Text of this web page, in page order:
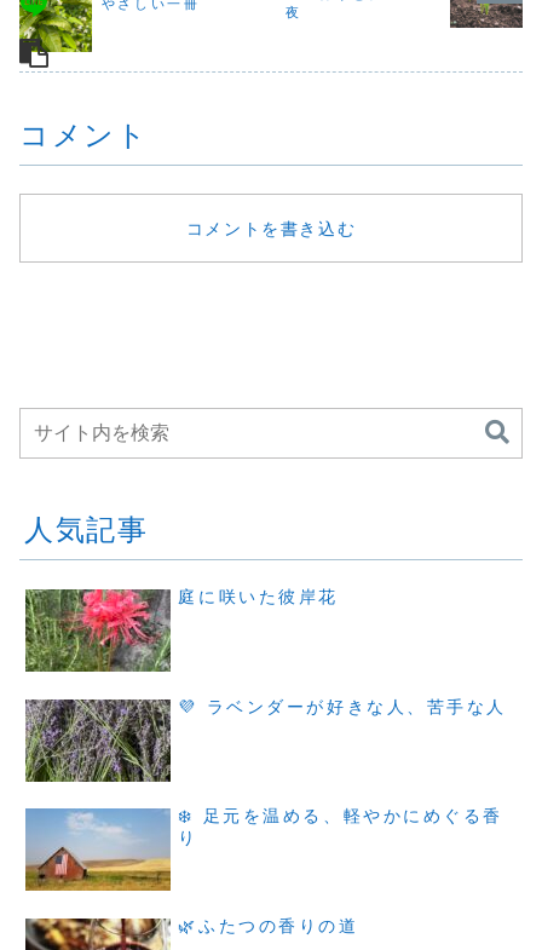
ば日々の流れに身
を任せて思った通
りに進んでいない
と...
の森博物館があっ
ちを支えてくれて
やさしい一冊
夜
コメント
コメントを書き込む
人気記事
庭に咲いた彼岸花
💜 ラベンダーが好きな人、苦手な人
❄️ 足元を温める、軽やかにめぐる香
り
🌿ふたつの香りの道